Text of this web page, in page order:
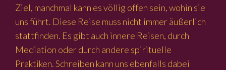
Ziel, manchmal kann es völlig offen sein, wohin sie
uns führt. Diese Reise muss nicht immer äußerlich
stattfinden. Es gibt auch innere Reisen, durch
Mediation oder durch andere spirituelle
Praktiken. Schreiben kann uns ebenfalls dabei